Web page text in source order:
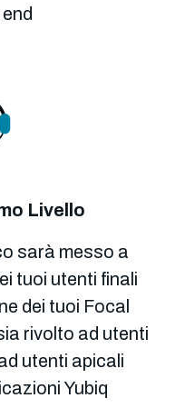
Livello
sarà messo a
tuoi utenti finali
dei tuoi Focal
rivolto ad utenti
utenti apicali
Yubiq